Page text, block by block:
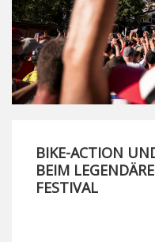
BIKE-ACTION
BEIM
FESTIVAL